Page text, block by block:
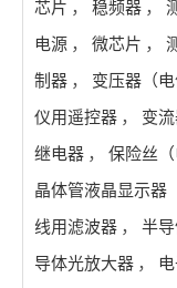
芯片 ， 稳频器 ，
电源 ， 微芯片 ，
制器 ， 变压器（电
仪用遥控器 ， 变流
继电器 ， 保险丝（
晶体管液晶显示器
线用滤波器 ， 半
导体光放大器 ，